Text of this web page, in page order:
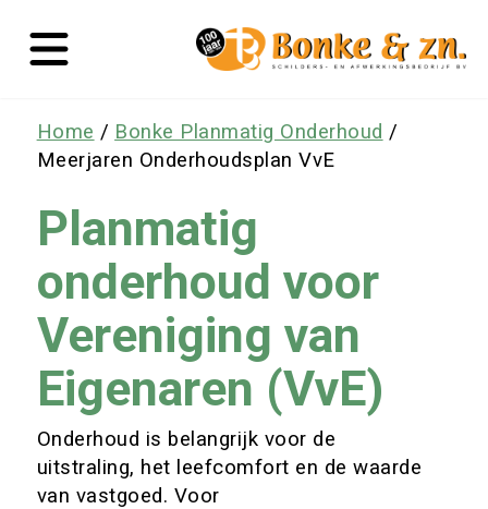
Home
Bonke Planmatig Onderhoud
Meerjaren Onderhoudsplan VvE
Planmatig
onderhoud voor
Vereniging van
Eigenaren (VvE)
Onderhoud is belangrijk voor de
uitstraling, het leefcomfort en de waarde
van vastgoed. Voor